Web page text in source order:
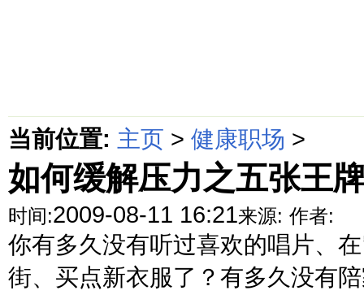
当前位置: 主页 > 健康职场 >
如何缓解压力之五张王
时间:2009-08-11 16:21来源: 作者:
你有多久没有听过喜欢的唱片、
街、买点新衣服了？有多久没有